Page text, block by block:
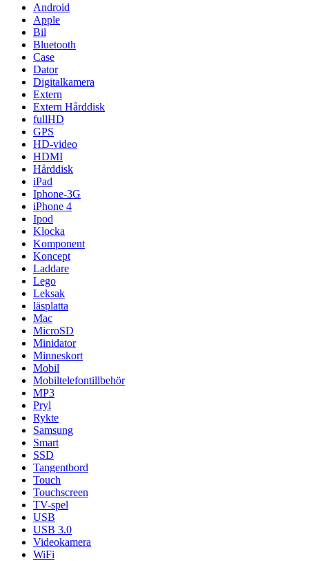
Android
Apple
Bil
Bluetooth
Case
Dator
Digitalkamera
Extern
Extern Hårddisk
fullHD
GPS
HD-video
HDMI
Hårddisk
iPad
Iphone-3G
iPhone 4
Ipod
Klocka
Komponent
Koncept
Laddare
Lego
Leksak
läsplatta
Mac
MicroSD
Minidator
Minneskort
Mobil
Mobiltelefontillbehör
MP3
Pryl
Rykte
Samsung
Smart
SSD
Tangentbord
Touch
Touchscreen
TV-spel
USB
USB 3.0
Videokamera
WiFi